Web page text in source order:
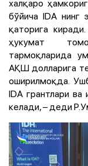
халқаро
бўйича IDA нинг
қаторига
ҳукумат
тармоқларида
АҚШ долларига
оширилмоқда.
IDA грантлари ва
келади, – деди